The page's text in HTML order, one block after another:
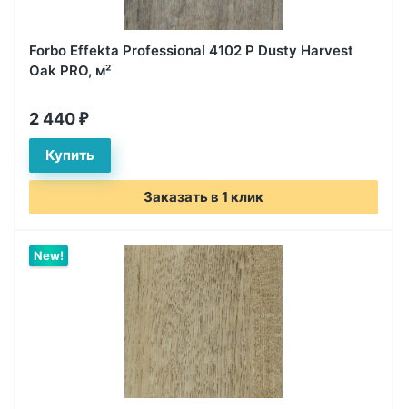
Forbo Effekta Professional 4102 P Dusty Harvest
Oak PRO, м²
2 440 ₽
Заказать в 1 клик
New!